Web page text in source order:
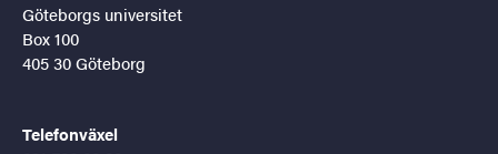
Göteborgs universitet
Box 100
405 30 Göteborg
Telefonväxel